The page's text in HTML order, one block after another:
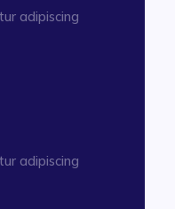
adipiscing
adipiscing